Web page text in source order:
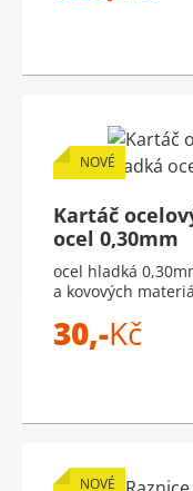
NOVÉ
Kartáč
ocel 0,30mm
ocel hladká
a kovových
30,-Kč
NOVÉ